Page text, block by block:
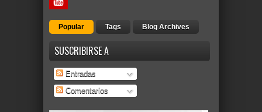
Popular Tags Blog Archives
SUSCRIBIRSE A
Entradas
Comentarios